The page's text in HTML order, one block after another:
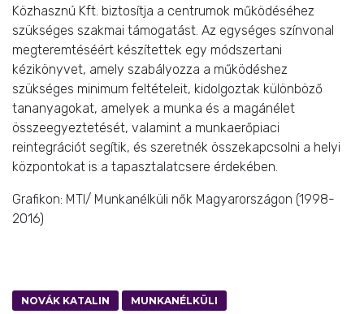
Közhasznú Kft. biztosítja a centrumok működéséhez
szükséges szakmai támogatást. Az egységes színvonal
megteremtéséért készítettek egy módszertani
kézikönyvet, amely szabályozza a működéshez
szükséges minimum feltételeit, kidolgoztak különböző
tananyagokat, amelyek a munka és a magánélet
összeegyeztetését, valamint a munkaerőpiaci
reintegrációt segítik, és szeretnék összekapcsolni a helyi
központokat is a tapasztalatcsere érdekében.
Grafikon: MTI/ Munkanélküli nők Magyarországon (1998-
2016)
NOVÁK KATALIN MUNKANÉLKÜLI